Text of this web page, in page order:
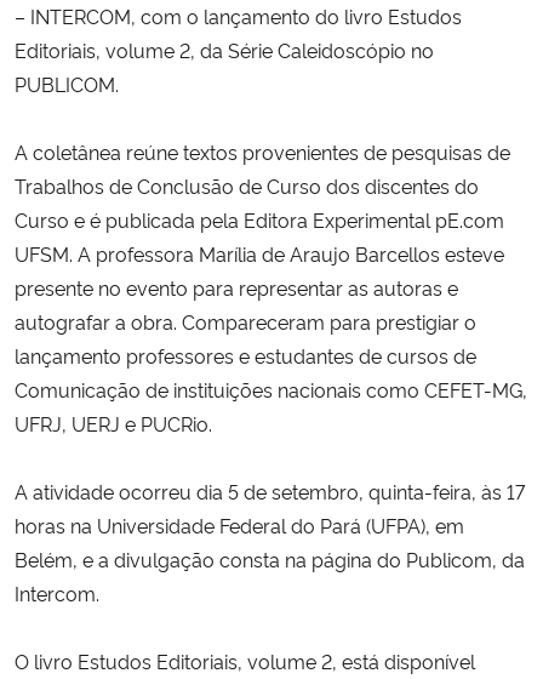
Ministério da Mulher, da Família e dos Direitos Humanos
Secretaria-Geral
Secretaria de Governo
Gabinete de Segurança Institucional
Advocacia-Geral da União
Banco Central do Brasil
– INTERCOM, com o lançamento do livro Estudos
Editoriais, volume 2, da Série Caleidoscópio no
PUBLICOM.
A coletânea reúne textos provenientes de pesquisas de
Trabalhos de Conclusão de Curso dos discentes do
Curso e é publicada pela Editora Experimental pE.com
UFSM. A professora Marília de Araujo Barcellos esteve
presente no evento para representar as autoras e
autografar a obra. Compareceram para prestigiar o
lançamento professores e estudantes de cursos de
Comunicação de instituições nacionais como CEFET-MG,
UFRJ, UERJ e PUCRio.
A atividade ocorreu dia 5 de setembro, quinta-feira, às 17
horas na Universidade Federal do Pará (UFPA), em
Belém, e a divulgação consta na página do Publicom, da
Intercom.
O livro Estudos Editoriais, volume 2, está disponível